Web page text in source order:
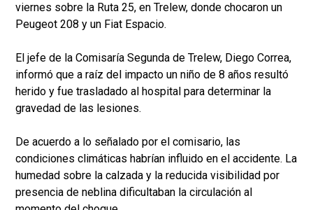
viernes sobre la Ruta 25, en Trelew, donde chocaron un
Peugeot 208 y un Fiat Espacio.
El jefe de la Comisaría Segunda de Trelew, Diego Correa,
informó que a raíz del impacto un niño de 8 años resultó
herido y fue trasladado al hospital para determinar la
gravedad de las lesiones.
De acuerdo a lo señalado por el comisario, las
condiciones climáticas habrían influido en el accidente. La
humedad sobre la calzada y la reducida visibilidad por
presencia de neblina dificultaban la circulación al